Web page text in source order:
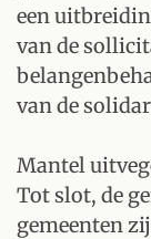
een
van de
van de
Mantel
Tot slot, de
gemeenten